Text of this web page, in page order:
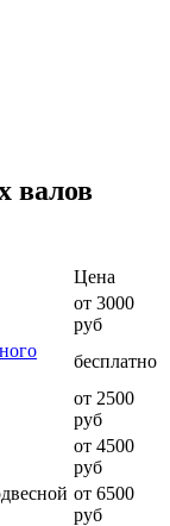
валов
Цена
от 3000
руб
бесплатно
от 2500
руб
от 4500
руб
от 6500
руб